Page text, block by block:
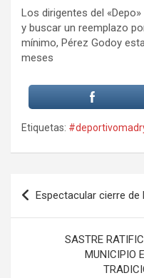
Los dirigentes del
y buscar un reemplazo
mínimo, Pérez Godoy
meses
Etiquetas:
Navegación
de
entradas
Espectacular cierre
SASTRE
MUNICIPIO